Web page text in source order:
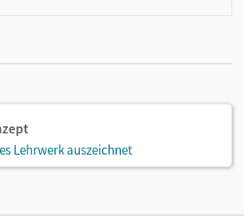
Lehrwerk auszeichnet